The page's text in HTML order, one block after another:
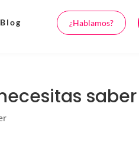
Blog ¿Hablamos?
saber